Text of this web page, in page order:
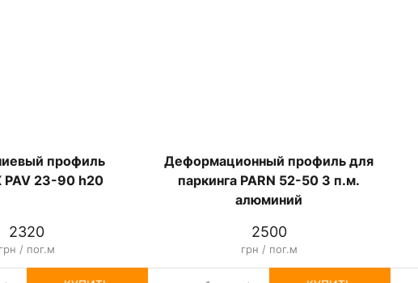
профиль
PAV 23-90 h20
2320
грн / пог.м
Деформационный профиль для
паркинга PARN 52-50 3 п.м.
алюминий
2500
грн / пог.м